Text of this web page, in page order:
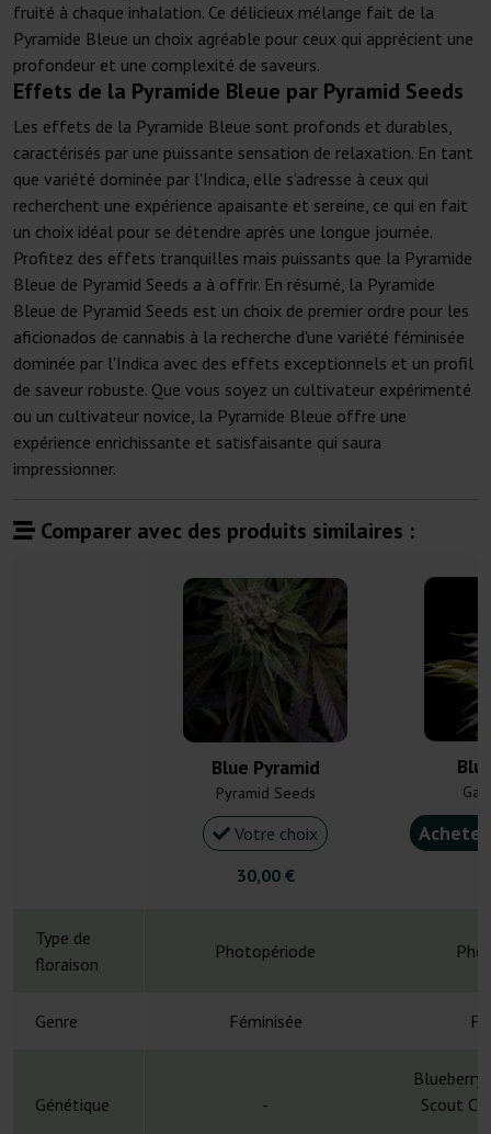
fruité à chaque inhalation. Ce délicieux mélange fait de la
Pyramide Bleue un choix agréable pour ceux qui apprécient une
profondeur et une complexité de saveurs.
Effets de la Pyramide Bleue par Pyramid Seeds
Les effets de la Pyramide Bleue sont profonds et durables,
caractérisés par une puissante sensation de relaxation. En tant
que variété dominée par l'Indica, elle s'adresse à ceux qui
recherchent une expérience apaisante et sereine, ce qui en fait
un choix idéal pour se détendre après une longue journée.
Profitez des effets tranquilles mais puissants que la Pyramide
Bleue de Pyramid Seeds a à offrir. En résumé, la Pyramide
Bleue de Pyramid Seeds est un choix de premier ordre pour les
aficionados de cannabis à la recherche d'une variété féminisée
dominée par l'Indica avec des effets exceptionnels et un profil
de saveur robuste. Que vous soyez un cultivateur expérimenté
ou un cultivateur novice, la Pyramide Bleue offre une
expérience enrichissante et satisfaisante qui saura
impressionner.
Comparer avec des produits similaires :
Blue Pyramid
Pyramid Seeds
Votre choix
30,00 €
Type de
floraison
Photopériode
Genre Féminisée
Génétique -
Blueberry
Scout